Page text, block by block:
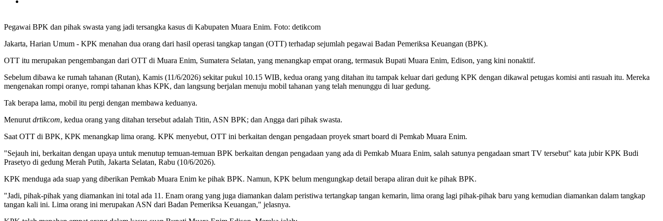
Pegawai BPK dan pihak swasta yang jadi tersangka kasus di Kabupaten Muara Enim. Foto: detikcom
Jakarta, Harian Umum - KPK menahan dua orang dari hasil operasi tangkap tangan (OTT) terhadap sejumlah pegawai Badan Pemeriksa Keuangan (BPK).
OTT itu merupakan pengembangan dari OTT di Muara Enim, Sumatera Selatan, yang menangkap empat orang, termasuk Bupati Muara Enim, Edison, yang kini nonaktif.
Sebelum dibawa ke rumah tahanan (Rutan), Kamis (11/6/2026) sekitar pukul 10.15 WIB, kedua orang yang ditahan itu tampak keluar dari gedung KPK dengan dikawal petugas komisi anti rasuah itu. Mereka
mengenakan rompi oranye, rompi tahanan khas KPK, dan langsung berjalan menuju mobil tahanan yang telah menunggu di luar gedung.
Tak berapa lama, mobil itu pergi dengan membawa keduanya.
Menurut drtikcom, kedua orang yang ditahan tersebut adalah Titin, ASN BPK; dan Angga dari pihak swasta.
Saat OTT di BPK, KPK menangkap lima orang. KPK menyebut, OTT ini berkaitan dengan pengadaan proyek smart board di Pemkab Muara Enim.
"Sejauh ini, berkaitan dengan upaya untuk menutup temuan-temuan BPK berkaitan dengan pengadaan yang ada di Pemkab Muara Enim, salah satunya pengadaan smart TV tersebut" kata jubir KPK Budi
Prasetyo di gedung Merah Putih, Jakarta Selatan, Rabu (10/6/2026).
KPK menduga ada suap yang diberikan Pemkab Muara Enim ke pihak BPK. Namun, KPK belum mengungkap detail berapa aliran duit ke pihak BPK.
"Jadi, pihak-pihak yang diamankan ini total ada 11. Enam orang yang juga diamankan dalam peristiwa tertangkap tangan kemarin, lima orang lagi pihak-pihak baru yang kemudian diamankan dalam tangkap
tangan kali ini. Lima orang ini merupakan ASN dari Badan Pemeriksa Keuangan," jelasnya.